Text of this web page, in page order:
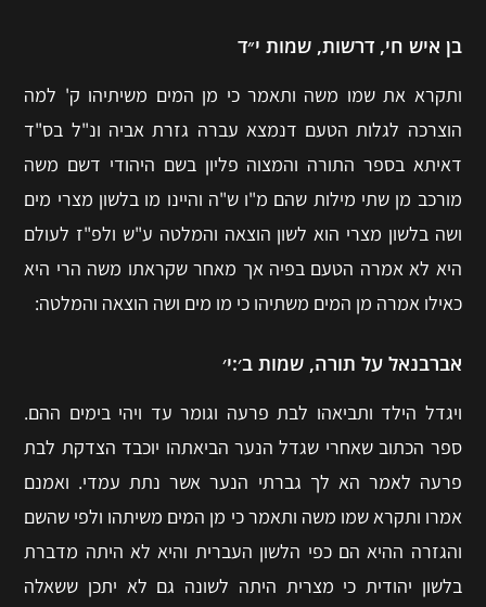
בן איש חי, דרשות, שמות י״ד
ותקרא את שמו משה ותאמר כי מן המים משיתיהו ק' למה
הוצרכה לגלות הטעם דנמצא עברה גזרת אביה ונ"ל בס"ד
דאיתא בספר התורה והמצוה פליון בשם היהודי דשם משה
מורכב מן שתי מילות שהם מ"ו ש"ה והיינו מו בלשון מצרי מים
ושה בלשון מצרי הוא לשון הוצאה והמלטה ע"ש ולפ"ז לעולם
היא לא אמרה הטעם בפיה אך מאחר שקראתו משה הרי היא
כאילו אמרה מן המים משתיהו כי מו מים ושה הוצאה והמלטה:
אברבנאל על תורה, שמות ב׳:י׳
ויגדל הילד ותביאהו לבת פרעה וגומר עד ויהי בימים ההם.
ספר הכתוב שאחרי שגדל הנער הביאתהו יוכבד הצדקת לבת
פרעה לאמר הא לך גברתי הנער אשר נתת עמדי. ואמנם
אמרו ותקרא שמו משה ותאמר כי מן המים משיתהו ולפי שהשם
והגזרה ההיא הם כפי הלשון העברית והיא לא היתה מדברת
בלשון יהודית כי מצרית היתה לשונה גם לא יתכן ששאלה